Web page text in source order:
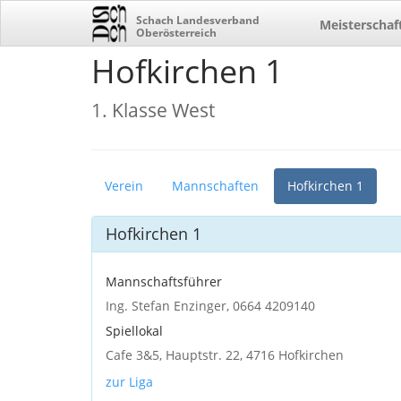
Schach Landesverband
Oberösterreich
Hofkirchen 1
1. Klasse West
Verein Mannschaften Hofkirchen 1
Hofkirchen 1
Mannschaftsführer
Ing. Stefan Enzinger, 0664 4209140
Spiellokal
Cafe 3&5, Hauptstr. 22, 4716 Hofkirchen
zur Liga